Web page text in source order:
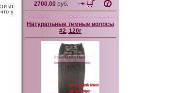
от
у
2700.00 руб.
Натуральные темные волосы
#2, 120г